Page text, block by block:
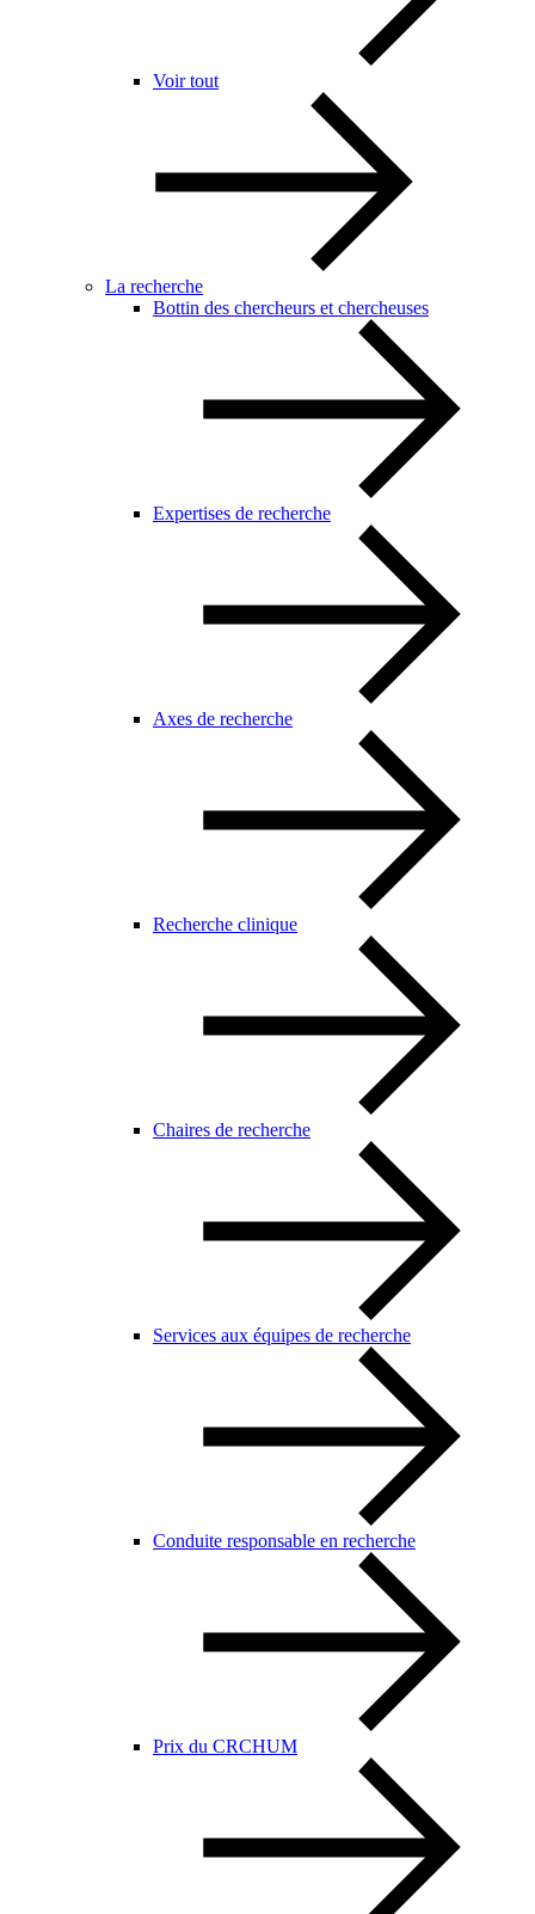
Voir tout
La recherche
Bottin des chercheurs et chercheuses
Expertises de recherche
Axes de recherche
Recherche clinique
Chaires de recherche
Services aux équipes de recherche
Conduite responsable en recherche
Prix du CRCHUM